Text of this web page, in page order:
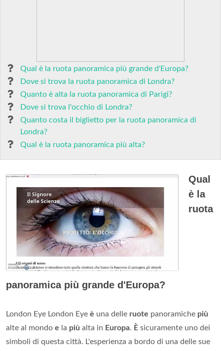
Qual è la ruota panoramica più grande d'Europa?
Dove si trova la ruota panoramica di Londra?
Quanto è alta la ruota panoramica di Parigi?
Dove si trova l'occhio di Londra?
Quanto costa il biglietto per la ruota panoramica di
Londra?
Qual è la ruota panoramica più alta?
Qual
è la
ruota
panoramica più grande d'Europa?
London Eye London Eye è una delle ruote panoramiche più
alte al mondo e la più alta in Europa. È sicuramente uno dei
simboli di questa città. L'esperienza a bordo di una delle sue